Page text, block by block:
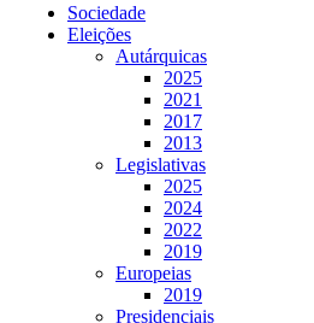
Sociedade
Eleições
Autárquicas
2025
2021
2017
2013
Legislativas
2025
2024
2022
2019
Europeias
2019
Presidenciais